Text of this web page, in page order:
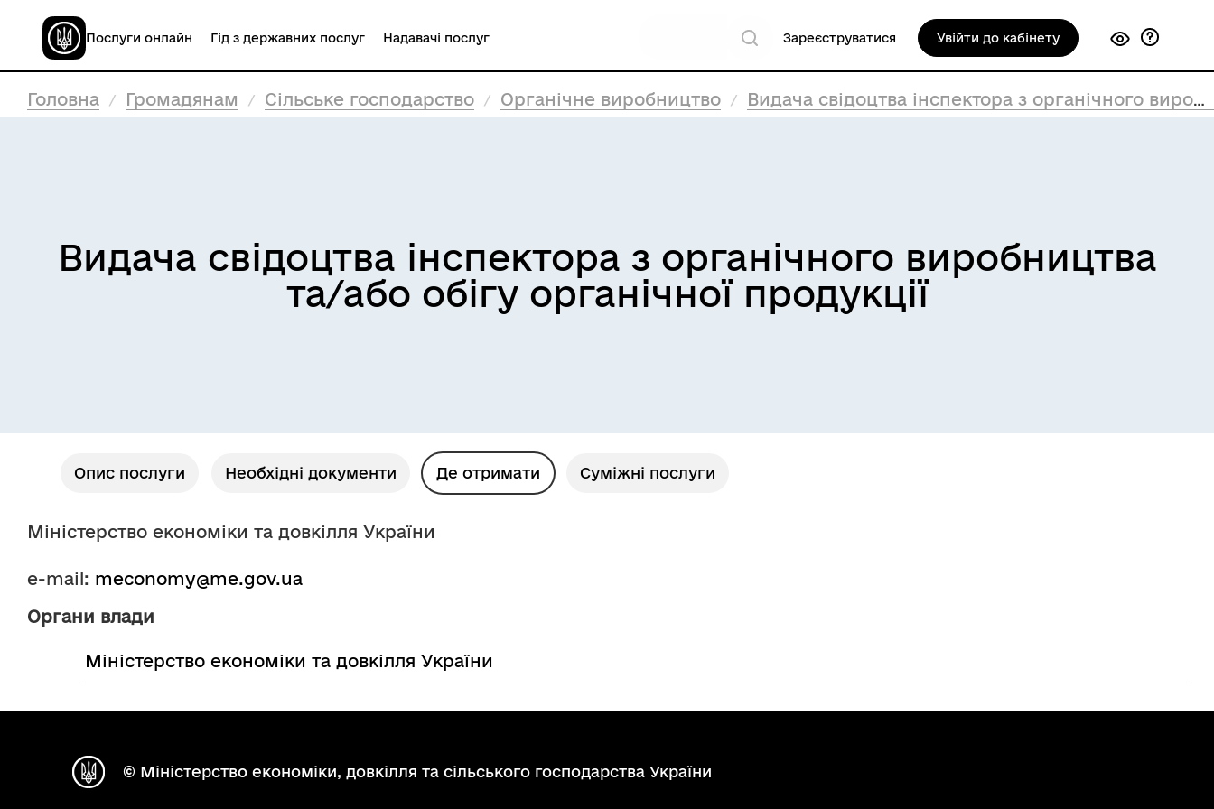
Послуги онлайн Гід з державних послуг Надавачі послуг Зареєструватися Увійти до кабінету
Головна Громадянам Сільське господарство Органічне виробництво Видача свідоцтва інспектора з органічного виробництва та/або обігу органічної продукції
Видача свідоцтва інспектора з органічного виробництва
та/або обігу органічної продукції
Опис послуги Необхідні документи Де отримати Суміжні послуги
Міністерство економіки та довкілля України
e-mail: meconomy@me.gov.ua
Органи влади
Міністерство економіки та довкілля України
© Міністерство економіки, довкілля та сільського господарства України